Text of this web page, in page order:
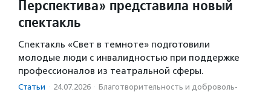
Перспектива» представила новый
спектакль
Спектакль «Свет в темноте» подготовили
молодые люди с инвалидностью при поддержке
профессионалов из театральной сферы.
Статьи · 24.07.2026 · Благотвори­тель­ность и доброволь­